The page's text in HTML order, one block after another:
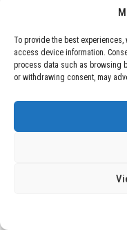
To provide the best
access device information.
process data such as browsing
or withdrawing consent, may
grabación
en apenas
03 BLOG
GAME se